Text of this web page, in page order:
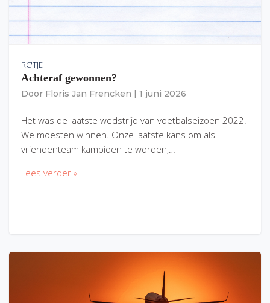
RC'TJE
Achteraf gewonnen?
Door Floris Jan Frencken 1 juni 2026
Het was de laatste wedstrijd van voetbalseizoen 2022.
We moesten winnen. Onze laatste kans om als
vriendenteam kampioen te worden,…
Lees verder »